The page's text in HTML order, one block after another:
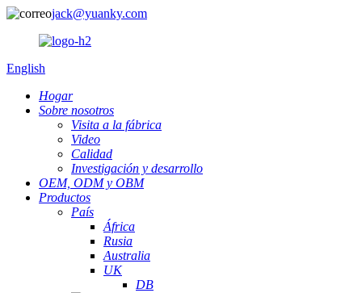
jack@yuanky.com
English
Hogar
Sobre nosotros
Visita a la fábrica
Video
Calidad
Investigación y desarrollo
OEM, ODM y OBM
Productos
País
África
Rusia
Australia
UK
DB